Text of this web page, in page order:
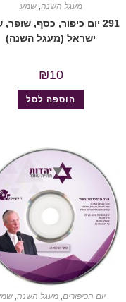
מעגל השנה,שמע
291 יום כיפור, כסף,
ישראל (מעגל השנה)
₪10
הוספה לסל
יום הכיפורים, מעגל השנה,